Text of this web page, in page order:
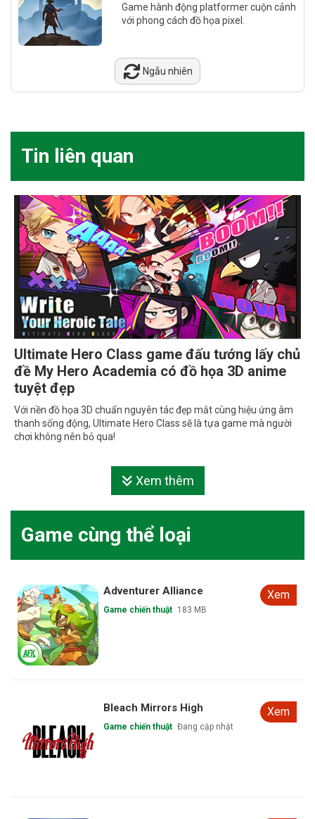
Game hành động platformer cuộn cảnh
với phong cách đồ họa pixel.
Ngẫu nhiên
Tin liên quan
Ultimate Hero Class game đấu tướng lấy chủ
đề My Hero Academia có đồ họa 3D anime
tuyệt đẹp
Với nền đồ họa 3D chuẩn nguyên tác đẹp mắt cùng hiệu ứng âm
thanh sống động, Ultimate Hero Class sẽ là tựa game mà người
chơi không nên bỏ qua!
Xem thêm
Game cùng thể loại
Adventurer Alliance
Game chiến thuật 183 MB
Xem
Bleach Mirrors High
Game chiến thuật Đang cập nhật
Xem